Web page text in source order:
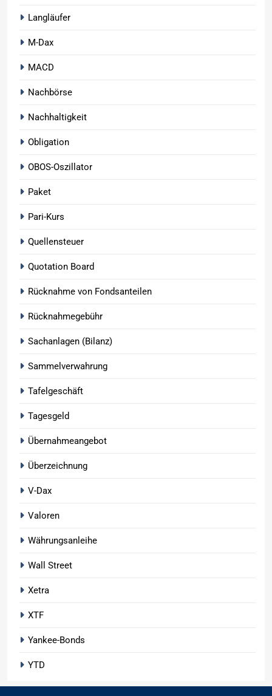
Langläufer
M-Dax
MACD
Nachbörse
Nachhaltigkeit
Obligation
OBOS-Oszillator
Paket
Pari-Kurs
Quellensteuer
Quotation Board
Rücknahme von Fondsanteilen
Rücknahmegebühr
Sachanlagen (Bilanz)
Sammelverwahrung
Tafelgeschäft
Tagesgeld
Übernahmeangebot
Überzeichnung
V-Dax
Valoren
Währungsanleihe
Wall Street
Xetra
XTF
Yankee-Bonds
YTD